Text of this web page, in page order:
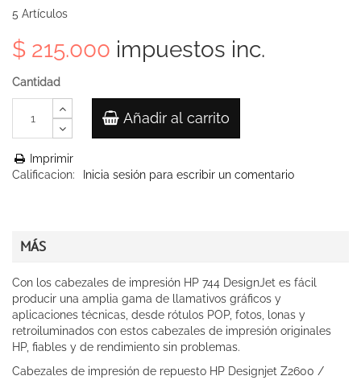
5 Artículos
$ 215.000 impuestos inc.
Cantidad
Añadir al carrito
Imprimir
Calificacion:
Inicia sesión para escribir un comentario
MÁS
Con los cabezales de impresión HP 744 DesignJet es fácil
producir una amplia gama de llamativos gráficos y
aplicaciones técnicas, desde rótulos POP, fotos, lonas y
retroiluminados con estos cabezales de impresión originales
HP, fiables y de rendimiento sin problemas.
Cabezales de impresión de repuesto HP Designjet Z2600 /